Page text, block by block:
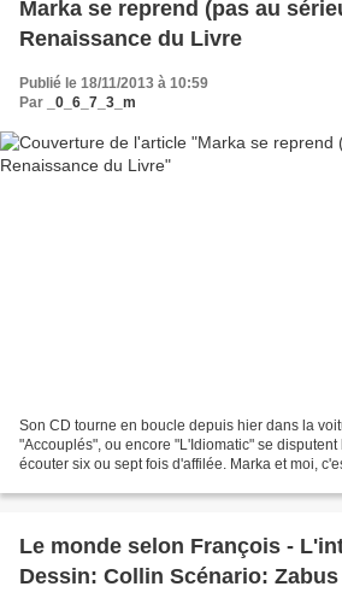
Marka se reprend (pas au
Renaissance du Livre
Publié le 18/11/2013 à 10:59
Par
_0_6_7_3_m
Son CD tourne en boucle depuis hier dans la
"Accouplés", ou encore "L'Idiomatic" se
écouter six ou sept fois d'affilée. Marka et moi,
Le monde selon François -
Dessin: Collin Scénario: Zabus